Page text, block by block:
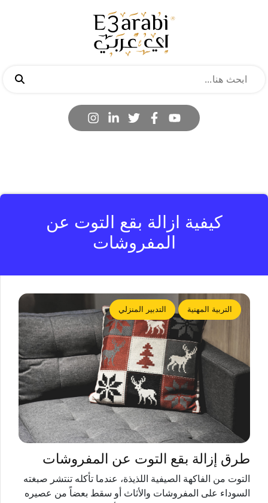
كيفية ازالة بقع التوت عن
المفروشات
التربية المهنية التدبير المنزلي
طرق إزالة بقع التوت عن المفروشات
التوت من الفاكهة الصيفية اللذيذة، عندما تأكله تنتشر صبغته
السوداء على المفروشات والأثاث أو سقط بعضاً من عصيره